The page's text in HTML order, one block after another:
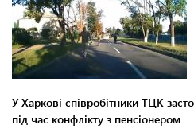
У Харкові співробітники ТЦК
під час конфлікту з пенсіонером